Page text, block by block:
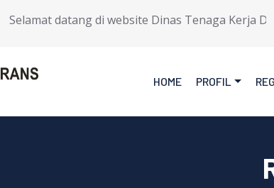
Selamat datang di website Dinas Tenaga Kerja
HOME PROFIL